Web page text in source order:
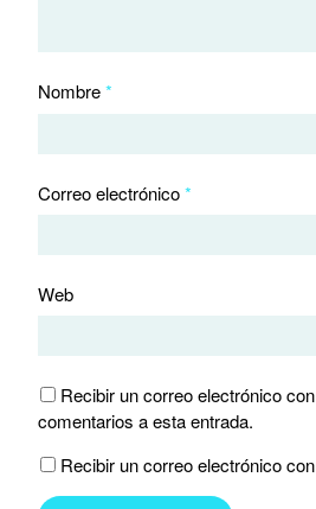
Nombre*
Correo electrónico*
Web
Recibir un correo electrónico
comentarios a esta entrada.
Recibir un correo electrónico